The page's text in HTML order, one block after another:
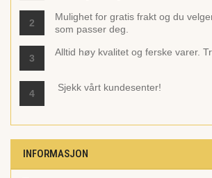
2
Mulighet for gratis frakt og du
som passer deg.
3
Alltid høy kvalitet og ferske varer.
4
Sjekk vårt kundesenter!
INFORMASJON